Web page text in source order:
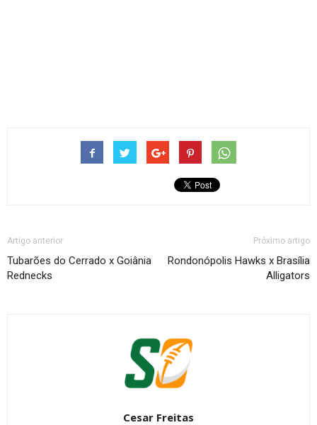
Artigo anterior
Tubarões do Cerrado x Goiânia
Rednecks
Próximo artigo
Rondonópolis Hawks x Brasília
Alligators
Cesar Freitas